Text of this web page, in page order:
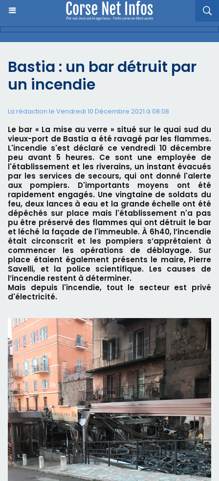
Bastia : un bar détruit par
un incendie
La rédaction le Vendredi 10 Décembre 2021 à 08:08
Le bar « La mise au verre » situé sur le quai sud du
vieux-port de Bastia a été ravagé par les flammes.
L'incendie s'est déclaré ce vendredi 10 décembre
peu avant 5 heures. Ce sont une employée de
l'établissement et les riverains, un instant évacués
par les services de secours, qui ont donné l'alerte
aux pompiers. D'importants moyens ont été
rapidement engagés. Une vingtaine de soldats du
feu, deux lances à eau et la grande échelle ont été
dépêchés sur place mais l'établissement n'a pas
pu être préservé des flammes qui ont détruit le bar
et léché la façade de l'immeuble. À 6h40, l’incendie
était circonscrit et les pompiers s’apprêtaient à
commencer les opérations de déblayage. Sur
place étaient également présents le maire, Pierre
Savelli, et la police scientifique. Les causes de
l’incendie restent à déterminer.
Mais depuis l'incendie, tout le secteur est privé
d'électricité.